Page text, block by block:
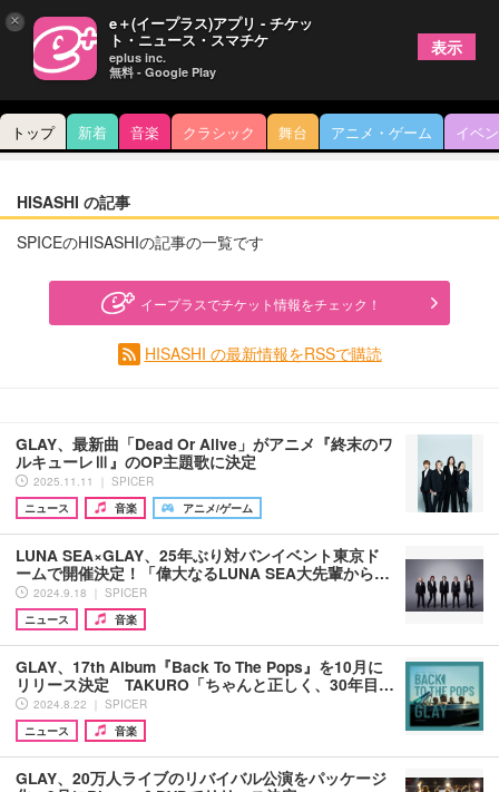
トップ 新着 音楽 クラシック 舞台 アニメ・ゲーム イベ
HISASHI の記事
SPICEのHISASHIの記事の一覧です
イープラスでチケット情報をチェック！
HISASHI の最新情報をRSSで購読
GLAY、最新曲「Dead Or Alive」がアニメ『終末のワ
ルキューレⅢ』のOP主題歌に決定
2025.11.11 ｜ SPICER
ニュース
音楽 アニメ/ゲーム
LUNA SEA×GLAY、25年ぶり対バンイベント東京ド
ームで開催決定！「偉大なるLUNA SEA大先輩から…
2024.9.18 ｜ SPICER
ニュース
音楽
GLAY、17th Album『Back To The Pops』を10月に
リリース決定 TAKURO「ちゃんと正しく、30年目…
2024.8.22 ｜ SPICER
ニュース
音楽
GLAY、20万人ライブのリバイバル公演をパッケージ
× e＋(イープラス)アプリ - チケッ
ト・ニュース・スマチケ
eplus inc.
無料 - Google Play
表示